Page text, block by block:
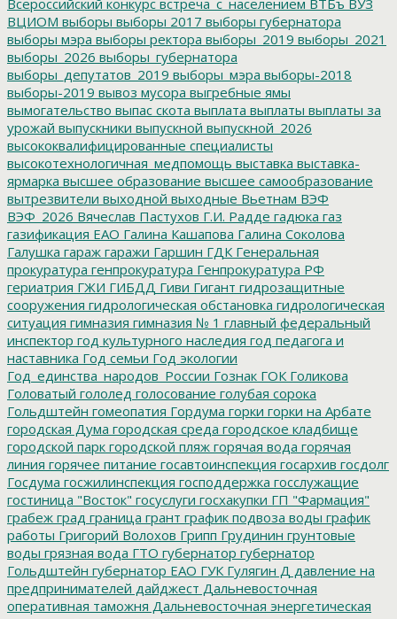
ВЦИОМ выборы выборы 2017 выборы губернатора
выборы мэра выборы ректора выборы_2019 выборы_2021
выборы_2026 выборы_губернатора
выборы_депутатов_2019 выборы_мэра выборы-2018
выборы-2019 вывоз мусора выгребные ямы
вымогательство выпас скота выплата выплаты выплаты за
урожай выпускники выпускной выпускной_2026
высококвалифицированные специалисты
высокотехнологичная_медпомощь выставка выставка-
ярмарка высшее образование высшее самообразование
вытрезвители выходной выходные Вьетнам ВЭФ
ВЭФ_2026 Вячеслав Пастухов Г.И. Радде гадюка газ
газификация ЕАО Галина Кашапова Галина Соколова
Галушка гараж гаражи Гаршин ГДК Генеральная
прокуратура генпрокуратура Генпрокуратура РФ
гериатрия ГЖИ ГИБДД Гиви Гигант гидрозащитные
сооружения гидрологическая обстановка гидрологическая
ситуация гимназия гимназия № 1 главный федеральный
инспектор год культурного наследия год педагога и
наставника Год семьи Год экологии
Год_единства_народов_России Гознак ГОК Голикова
Головатый гололед голосование голубая сорока
Гольдштейн гомеопатия Гордума горки горки на Арбате
городская Дума городская среда городское кладбище
городской парк городской пляж горячая вода горячая
линия горячее питание госавтоинспекция госархив госдолг
Госдума госжилинспекция господдержка госслужащие
гостиница "Восток" госуслуги госхакупки ГП "Фармация"
грабеж град граница грант график подвоза воды график
работы Григорий Волохов Грипп Грудинин грунтовые
воды грязная вода ГТО губернатор губернатор
Гольдштейн губернатор ЕАО ГУК Гулягин Д давление на
предпринимателей дайджест Дальневосточная
оперативная таможня Дальневосточная энергетическая